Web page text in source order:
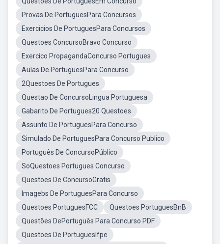
Provas De PortuguesPara Concursos
Exercicios De PortuguesPara Concursos
Questoes ConcursoBravo Concurso
Exercico PropagandaConcurso Portugues
Aulas De PortuguesPara Concurso
2Questoes De Portugues
Questao De ConcursoLingua Portuguesa
Gabarito De Portugues20 Questoes
Assunto De PortuguesPara Concurso
Simulado De PortuguesPara Concurso Publico
Português De ConcursoPúblico
SoQuestoes Portugues Concurso
Questoes De ConcursoGratis
Imagebs De PortuguesPara Concurso
Questoes PortuguesFCC
Questoes PortuguesBnB
Questões DePortuguês Para Concurso PDF
Questoes De PortuguesIfpe